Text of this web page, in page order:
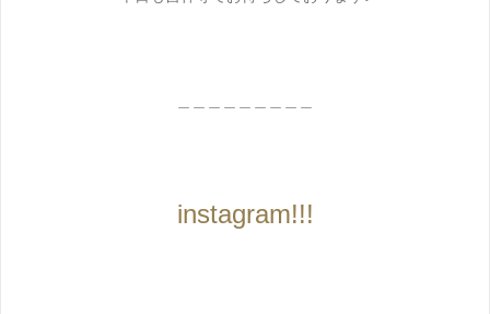
instagram!!!